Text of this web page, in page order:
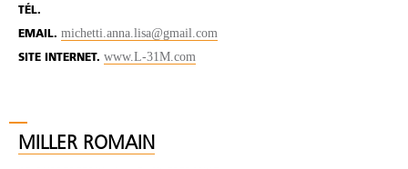
TÉL.
EMAIL. michetti.anna.lisa@gmail.com
SITE INTERNET. www.L-31M.com
MILLER ROMAIN